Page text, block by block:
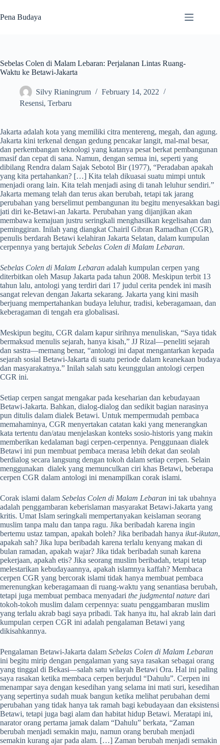
to
content
Pena Budaya
Sebelas Colen di Malam Lebaran: Perjalanan Lintas Ruang-
Waktu ke Betawi-Jakarta
Silvy Rianingrum
February 14, 2022
Resensi, Terbaru
Jakarta adalah kota yang memiliki citra mentereng, megah, dan agung.
Jakarta kini terkenal dengan gedung pencakar langit, mal-mal besar,
dan perkembangan teknologi yang katanya pesat berkat pembangunan
masif dan cepat di sana. Namun, dengan semua ini, seperti yang
dibilang Rendra dalam Sajak Sebotol Bir (1977), “Peradaban apakah
yang kita pertahankan? […] Kita telah dikuasai suatu mimpi untuk
menjadi orang lain. Kita telah menjadi asing di tanah leluhur sendiri.”
Jakarta memang telah dan terus akan berubah, tetapi tak jarang
perubahan yang berselimut pembangunan itu begitu menyesakkan bagi
jati diri ke-Betawi-an Jakarta. Perubahan yang dijanjikan akan
membawa kemajuan justru seringkali menghasilkan kegelisahan dan
peminggiran. Inilah yang diangkat Chairil Gibran Ramadhan (CGR),
penulis berdarah Betawi kelahiran Jakarta Selatan, dalam kumpulan
cerpennya yang bertajuk Sebelas Colen di Malam Lebaran.
Sebelas Colen di Malam Lebaran adalah kumpulan cerpen yang
diterbitkan oleh Masup Jakarta pada tahun 2008. Meskipun terbit 13
tahun lalu, antologi yang terdiri dari 17 judul cerita pendek ini masih
sangat relevan dengan Jakarta sekarang. Jakarta yang kini masih
berjuang mempertahankan budaya leluhur, tradisi, keberagamaan, dan
keberagaman di tengah era globalisasi.
Meskipun begitu, CGR dalam kapur sirihnya menuliskan, “Saya tidak
bermaksud menulis sejarah, hanya kisah,” JJ Rizal—peneliti sejarah
dan sastra—memang benar, “antologi ini dapat mengantarkan kepada
sejarah sosial Betawi-Jakarta di suatu periode dalam keanekaan budaya
dan masyarakatnya.” Inilah salah satu keunggulan antologi cerpen
CGR ini.
Setiap cerpen sangat mengakar pada keseharian dan kebudayaan
Betawi-Jakarta. Bahkan, dialog-dialog dan sedikit bagian narasinya
pun ditulis dalam dialek Betawi. Untuk mempermudah pembaca
memahaminya, CGR menyertakan catatan kaki yang menerangkan
kata tertentu dan/atau menjelaskan konteks sosio-historis yang makin
memberikan kedalaman bagi cerpen-cerpennya. Penggunaan dialek
Betawi ini pun membuat pembaca merasa lebih dekat dan seolah
berdialog secara langsung dengan tokoh dalam setiap cerpen. Selain
menggunakan dialek yang memunculkan ciri khas Betawi, beberapa
cerpen CGR dalam antologi ini menampilkan corak islami.
Corak islami dalam Sebelas Colen di Malam Lebaran ini tak ubahnya
adalah penggambaran keberislaman masyarakat Betawi-Jakarta yang
kritis. Umat Islam seringkali mempertanyakan keislaman seorang
muslim tanpa malu dan tanpa ragu. Jika beribadah karena ingin
bertemu ustaz tampan, apakah boleh? Jika beribadah hanya ikut-ikutan,
apakah sah? Jika lupa beribadah karena terlalu kenyang makan di
bulan ramadan, apakah wajar? Jika tidak beribadah sunah karena
pekerjaan, apakah etis? Jika seorang muslim beribadah, tetapi tetap
melestarikan kebudayaannya, apakah islamnya kaffah? Membaca
cerpen CGR yang bercorak islami tidak hanya membuat pembaca
merenungkan keberagamaan di ruang-waktu yang senantiasa berubah,
tetapi juga membuat pembaca menyadari the judgmental nature dari
tokoh-tokoh muslim dalam cerpennya: suatu penggambaran muslim
yang terlalu akrab bagi saya pribadi. Tak hanya itu, hal akrab lain dari
kumpulan cerpen CGR ini adalah pengalaman Betawi yang
dikisahkannya.
Pengalaman Betawi-Jakarta dalam Sebelas Colen di Malam Lebaran
ini begitu mirip dengan pengalaman yang saya rasakan sebagai orang
yang tinggal di Bekasi—salah satu wilayah Betawi Ora. Hal ini paling
saya rasakan ketika membaca cerpen berjudul “Dahulu”. Cerpen ini
menampar saya dengan kesedihan yang selama ini mati suri, kesedihan
yang sepertinya sudah muak bangun ketika melihat perubahan demi
perubahan yang tidak hanya tak ramah bagi kebudayaan dan eksistensi
Betawi, tetapi juga bagi alam dan habitat hidup Betawi. Meratapi ini,
narator orang pertama jamak dalam “Dahulu” berkata, “Zaman
berubah menjadi semakin maju, namun orang berubah menjadi
semakin kurang ajar pada alam. […] Zaman berubah menjadi semakin